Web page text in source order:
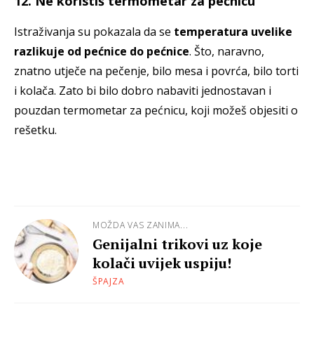
Istraživanja su pokazala da se temperatura uvelike
razlikuje od pećnice do pećnice. Što, naravno,
znatno utječe na pečenje, bilo mesa i povrća, bilo torti
i kolača. Zato bi bilo dobro nabaviti jednostavan i
pouzdan termometar za pećnicu, koji možeš objesiti o
rešetku.
MOŽDA VAS ZANIMA...
Genijalni trikovi uz koje
kolači uvijek uspiju!
ŠPAJZA